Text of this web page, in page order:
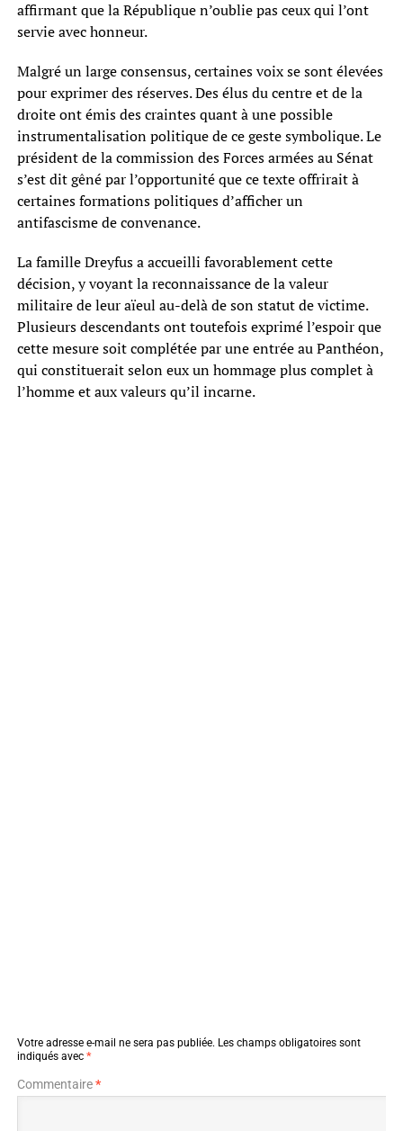
affirmant que la République n’oublie pas ceux qui l’ont
servie avec honneur.
Malgré un large consensus, certaines voix se sont élevées
pour exprimer des réserves. Des élus du centre et de la
droite ont émis des craintes quant à une possible
instrumentalisation politique de ce geste symbolique. Le
président de la commission des Forces armées au Sénat
s’est dit gêné par l’opportunité que ce texte offrirait à
certaines formations politiques d’afficher un
antifascisme de convenance.
La famille Dreyfus a accueilli favorablement cette
décision, y voyant la reconnaissance de la valeur
militaire de leur aïeul au-delà de son statut de victime.
Plusieurs descendants ont toutefois exprimé l’espoir que
cette mesure soit complétée par une entrée au Panthéon,
qui constituerait selon eux un hommage plus complet à
l’homme et aux valeurs qu’il incarne.
Votre adresse e-mail ne sera pas publiée. Les champs obligatoires sont
indiqués avec *
Commentaire*